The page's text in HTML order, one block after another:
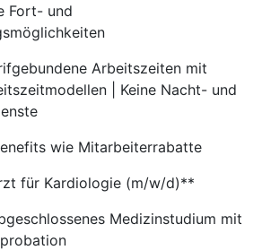
Fort- und
Arbeitszeiten mit
| Keine Nacht- und
wie Mitarbeiterrabatte
für Kardiologie (m/w/d)**
Medizinstudium mit